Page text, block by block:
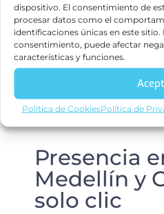
dispositivo. El consentimiento de
procesar datos como el
identificaciones únicas en este
consentimiento, puede afectar
características y funciones.
Política de CookiesPolítica de
Presencia
Medellín y
solo clic